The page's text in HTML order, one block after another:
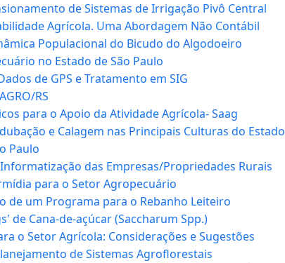
de Sistemas de Irrigação Pivô Central
Agrícola. Uma Abordagem Não Contábil
Populacional do Bicudo do Algodoeiro
no Estado de São Paulo
de GPS e Tratamento em SIG
RS
para o Apoio da Atividade Agrícola- Saag
e Calagem nas Principais Culturas do Estado
Paulo
das Empresas/Propriedades Rurais
para o Setor Agropecuário
de um Programa para o Rebanho Leiteiro
de Cana-de-açúcar (Saccharum Spp.)
o Setor Agrícola: Considerações e Sugestões
de Sistemas Agroflorestais